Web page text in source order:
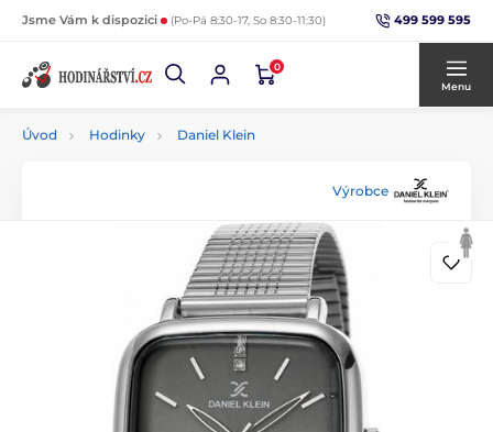
Jsme Vám k dispozici (Po-Pá 8:30-17, So 8:30-11:30) 499 599 595
0
Menu
Úvod Hodinky Daniel Klein
Výrobce